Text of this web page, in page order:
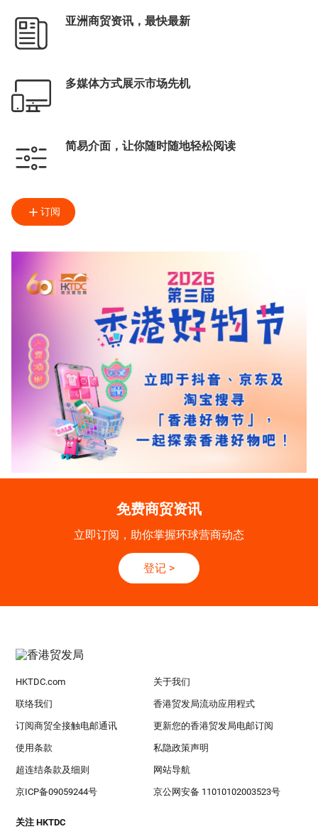
亚洲商贸资讯，最快最新
多媒体方式展示市场先机
简易介面，让你随时随地轻松阅读
订阅
免费商贸资讯
立即订阅，助你掌握环球营商动态
登记 >
HKTDC.com 关于我们
联络我们 香港贸发局流动应用程式
订阅商贸全接触电邮通讯 更新您的香港贸发局电邮订阅
使用条款 私隐政策声明
超连结条款及细则 网站导航
京ICP备09059244号 京公网安备 11010102003523号
关注 HKTDC